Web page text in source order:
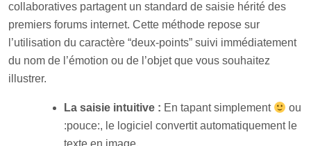
collaboratives partagent un standard de saisie hérité des
premiers forums internet. Cette méthode repose sur
l’utilisation du caractère “deux-points” suivi immédiatement
du nom de l’émotion ou de l’objet que vous souhaitez
illustrer.
La saisie intuitive : En tapant simplement
ou
:pouce:, le logiciel convertit automatiquement le
texte en image.